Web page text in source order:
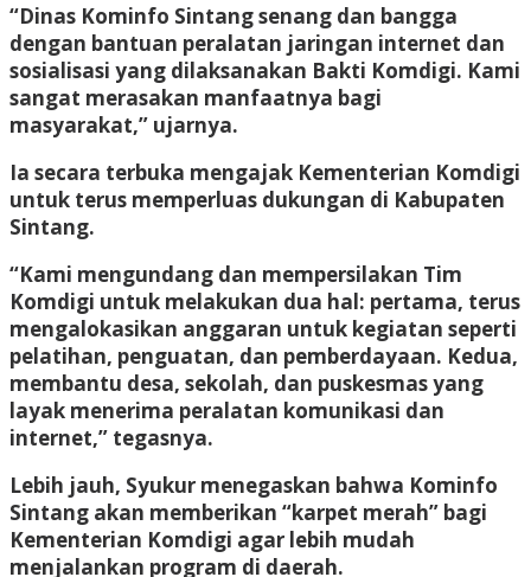
“Dinas Kominfo Sintang senang dan bangga
dengan bantuan peralatan jaringan internet dan
sosialisasi yang dilaksanakan Bakti Komdigi. Kami
sangat merasakan manfaatnya bagi
masyarakat,” ujarnya.
Ia secara terbuka mengajak Kementerian Komdigi
untuk terus memperluas dukungan di Kabupaten
Sintang.
“Kami mengundang dan mempersilakan Tim
Komdigi untuk melakukan dua hal: pertama, terus
mengalokasikan anggaran untuk kegiatan seperti
pelatihan, penguatan, dan pemberdayaan. Kedua,
membantu desa, sekolah, dan puskesmas yang
layak menerima peralatan komunikasi dan
internet,” tegasnya.
Lebih jauh, Syukur menegaskan bahwa Kominfo
Sintang akan memberikan “karpet merah” bagi
Kementerian Komdigi agar lebih mudah
menjalankan program di daerah.